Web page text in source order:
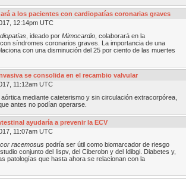
a los pacientes con cardiopatías coronarias graves
12:14pm UTC
, ideado por Mimocardio , colaborará en la
síndromes coronarios graves. La importancia de una
con una disminución del 25 por ciento de las muertes
se consolida en el recambio valvular
11:12am UTC
mediante cateterismo y sin circulación extracorpórea,
antes no podían operarse.
ayudaría a prevenir la ECV
11:07am UTC
racemosus podría ser útil como biomarcador de riesgo
conjunto del Iispv, del Ciberobn y del Idibgi. Diabetes y,
patologías que hasta ahora se relacionan con la